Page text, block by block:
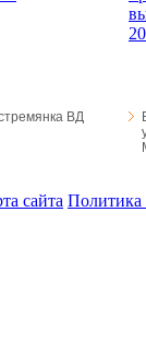
ВД
сайта Политика